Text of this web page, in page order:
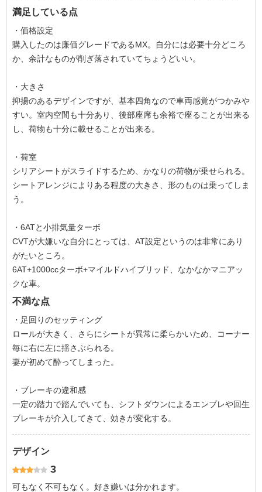
満足している点
・価格設定
購入したのは廉価グレードであるMX。自分には必要十分どころ
か、余計なものが削ぎ落されていてちょうどいい。
・大きさ
抑揚のあるデザインですが、基本四角なので車両感覚がつかみや
すい。室内空間も十分あり、後部座席も余裕で座ることが出来る
し、荷物も十分に載せることが出来る。
・荷室
シリアシートがスライドするため、かなりの荷物が乗せられる。
シートアレンジによりある程度の大きさ、形のものは乗ってしま
う。
・6ATと小排気量ターボ
CVTが大嫌いな自分にとっては、AT設定というのは非常にあり
がたいところ。
6AT+1000ccターボ+マイルドハイブリッド、なかなかマニアッ
クな車。
不満な点
・足回りのセッティング
ロールが大きく、さらにシートが異常に柔らかいため、コーナー
毎に右に左に揺さぶられる。
妻が初めて酔ってしまった。
・ブレーキの違和感
一定の踏力で踏んでいても、シフトダウンによるエンブレや回生
ブレーキが介入してきて、効きが変化する。
デザイン
3
可もなく不可もなく。好き嫌いは分かれます。